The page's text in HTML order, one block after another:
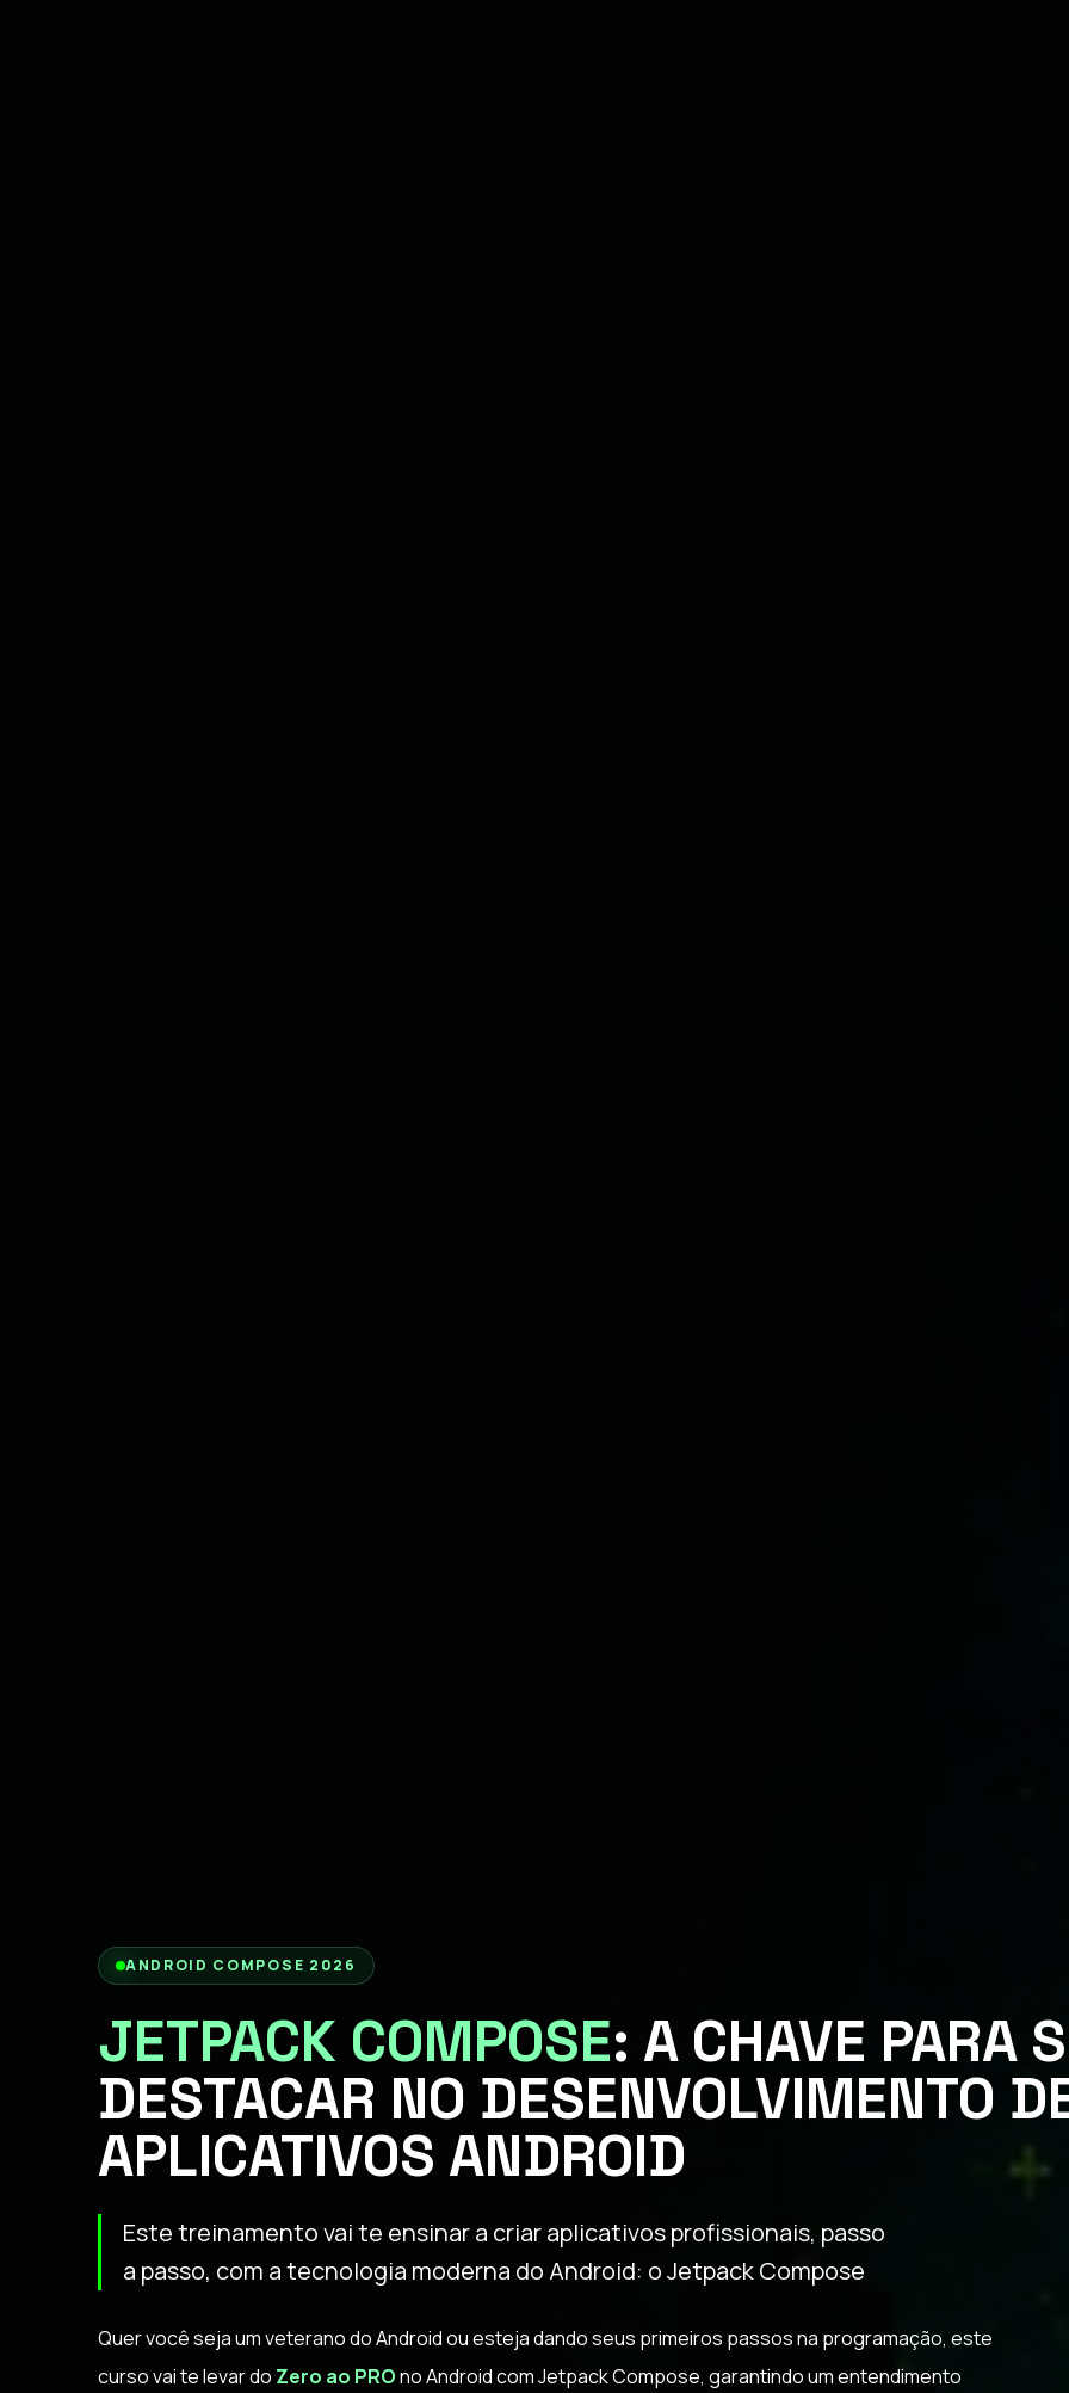
ANDROID COMPOSE 2026
JETPACK COMPOSE: A CHAVE PARA
DESTACAR NO DESENVOLVIMENTO
APLICATIVOS ANDROID
Este treinamento vai te ensinar a criar aplicativos profissionais, passo
a passo, com a tecnologia moderna do Android: o Jetpack Compose
Quer você seja um veterano do Android ou esteja dando seus primeiros passos na programação, este
curso vai te levar do Zero ao PROno Android com Jetpack Compose, garantindo um entendimento